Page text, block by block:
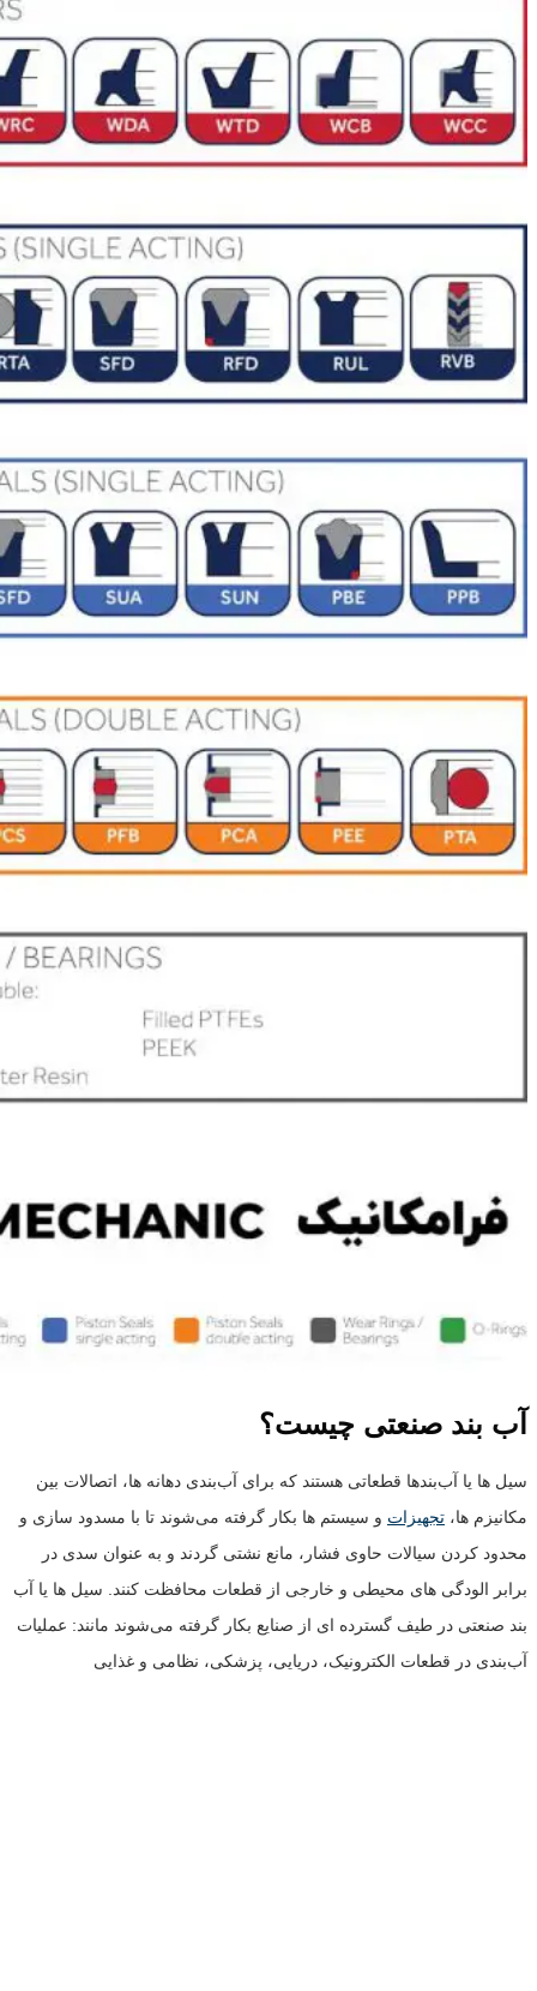
آب بند صنعتی چیست؟
سیل ها یا آب‌بندها قطعاتی هستند که برای آب‌بندی دهانه ها، اتصالات بین
مکانیزم ها، تجهیزات و سیستم ها بکار گرفته می‌شوند تا با مسدود سازی و
محدود کردن سیالات حاوی فشار، مانع نشتی گردند و به عنوان سدی در
برابر الودگی های محیطی و خارجی از قطعات محافظت کنند. سیل ها یا آب
بند صنعتی در طیف گسترده ای از صنایع بکار گرفته می‌شوند مانند: عملیات
آب‌بندی در قطعات الکترونیک، دریایی، پزشکی، نظامی و غذایی